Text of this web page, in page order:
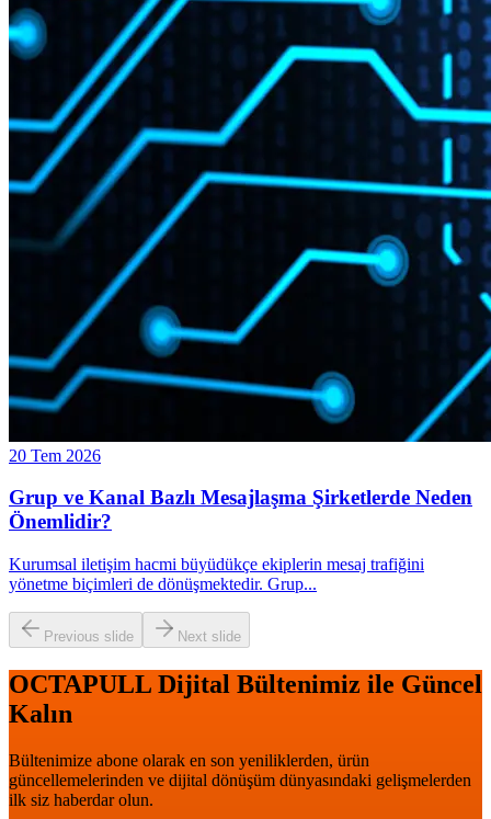
20 Tem 2026
Grup ve Kanal Bazlı Mesajlaşma Şirketlerde Neden
Önemlidir?
Kurumsal iletişim hacmi büyüdükçe ekiplerin mesaj trafiğini
yönetme biçimleri de dönüşmektedir. Grup...
Previous slide Next slide
OCTAPULL Dijital Bültenimiz ile Güncel
Kalın
Bültenimize abone olarak en son yeniliklerden, ürün
güncellemelerinden ve dijital dönüşüm dünyasındaki gelişmelerden
ilk siz haberdar olun.